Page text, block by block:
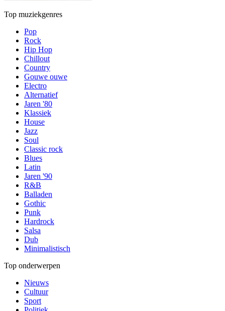
Top muziekgenres
Pop
Rock
Hip Hop
Chillout
Country
Gouwe ouwe
Electro
Alternatief
Jaren '80
Klassiek
House
Jazz
Soul
Classic rock
Blues
Latin
Jaren '90
R&B
Balladen
Gothic
Punk
Hardrock
Salsa
Dub
Minimalistisch
Top onderwerpen
Nieuws
Cultuur
Sport